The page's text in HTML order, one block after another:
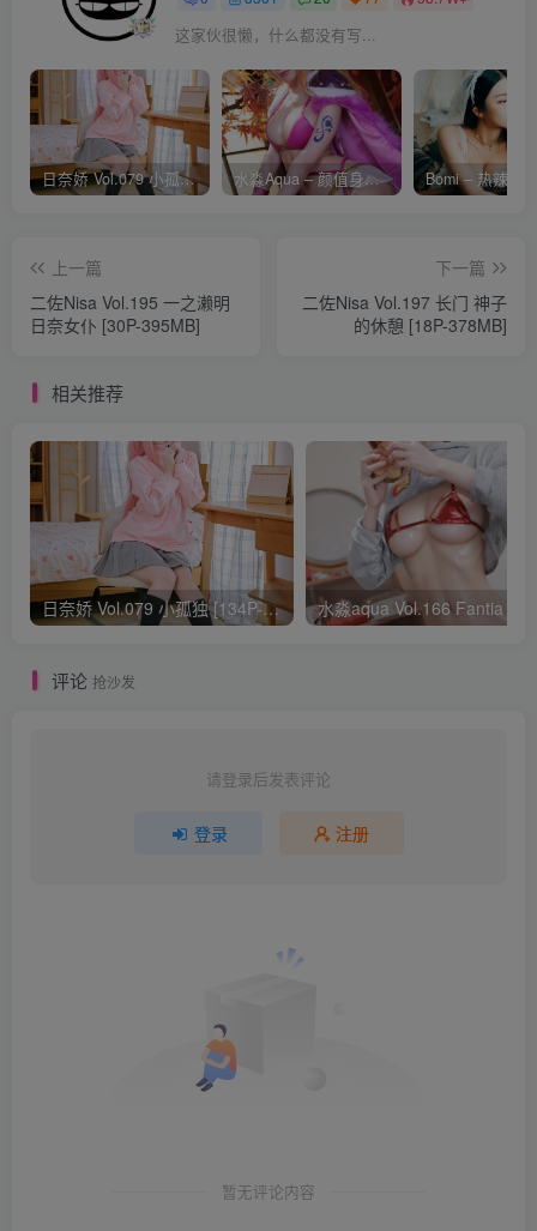
这家伙很懒，什么都没有写...
日奈娇 Vol.079 小孤独 [134P-1.84GB] 水淼Aqua – 颜值身材双在线 火爆日本 Cos写真作品合集
上一篇
二佐Nisa Vol.195 一之濑明
日奈女仆 [30P-395MB]
下一篇
二佐Nisa Vol.197 长门 神子
的休憩 [18P-378MB]
相关推荐
日奈娇 Vol.079 小孤独 [134P-1.84GB]
评论 抢沙发
请登录后发表评论
登录 注册
暂无评论内容